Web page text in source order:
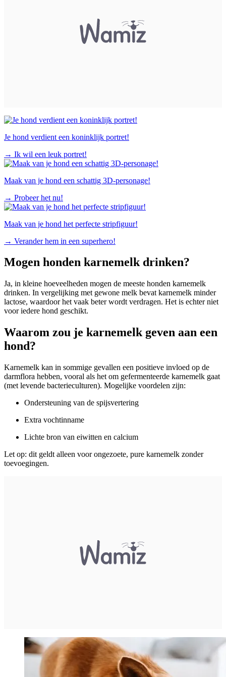
Je hond verdient een koninklijk portret!
→ Ik wil een leuk portret!
Maak van je hond een schattig 3D-personage!
→ Probeer het nu!
Maak van je hond het perfecte stripfiguur!
→ Verander hem in een superhero!
Mogen honden karnemelk drinken?
Ja, in kleine hoeveelheden mogen de meeste honden karnemelk
drinken. In vergelijking met gewone melk bevat karnemelk minder
lactose, waardoor het vaak beter wordt verdragen. Het is echter niet
voor iedere hond geschikt.
Waarom zou je karnemelk geven aan een
hond?
Karnemelk kan in sommige gevallen een positieve invloed op de
darmflora hebben, vooral als het om gefermenteerde karnemelk gaat
(met levende bacterieculturen). Mogelijke voordelen zijn:
Ondersteuning van de spijsvertering
Extra vochtinname
Lichte bron van eiwitten en calcium
Let op: dit geldt alleen voor ongezoete, pure karnemelk zonder
toevoegingen.